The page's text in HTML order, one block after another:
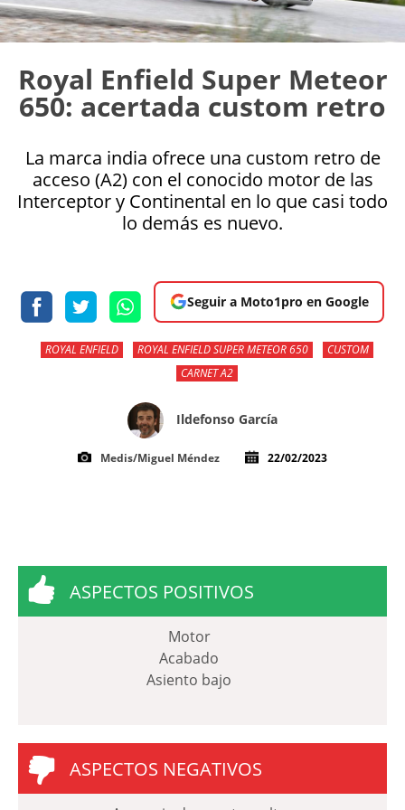
Royal Enfield Super Meteor
650: acertada custom retro
La marca india ofrece una custom retro de
acceso (A2) con el conocido motor de las
Interceptor y Continental en lo que casi todo
lo demás es nuevo.
Seguir a Moto1pro en Google
ROYAL ENFIELD ROYAL ENFIELD SUPER METEOR 650
CUSTOM
CARNET A2
Ildefonso García
Medis/Miguel Méndez 22/02/2023
ASPECTOS POSITIVOS
Motor
Acabado
Asiento bajo
ASPECTOS NEGATIVOS